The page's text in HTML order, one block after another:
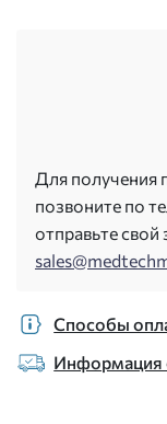
Для получения
позвоните по
отправьте свой
Способы
Информация